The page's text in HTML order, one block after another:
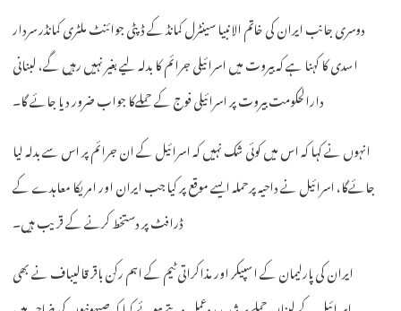
دوسری جانب ایران کی خاتم الانبیا سینٹرل کمانڈ کے ڈپٹی جوائنٹ ملٹری کمانڈر سردار
اسدی کا کہنا ہے کہ بیروت میں اسرائیلی جرائم کا بدلہ لیے بغیر نہیں رہیں گے، لبنانی
دارالحکومت بیروت پر اسرائیلی فوج کے حملےکا جواب ضرور دیا جائے گا۔
انہوں نے کہا کہ اس میں کوئی شک نہیں کہ اسرائیل کے ان جرائم پر اس سے بدلہ لیا
جائےگا، اسرائیل نے داحیہ پرحملہ ایسے موقع پر کیا جب ایران اور امریکا معاہدے کے
ڈرافٹ پر دستخط کرنے کے قریب ہیں۔
ایران کی پارلیمان کے اسپیکر اور مذاکراتی ٹیم کے اہم رکن باقر قالیباف نے بھی